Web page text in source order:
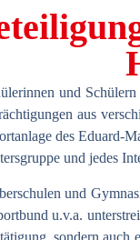
und
aus
des Eduard-
und jedes
und
u.v.a.
sondern